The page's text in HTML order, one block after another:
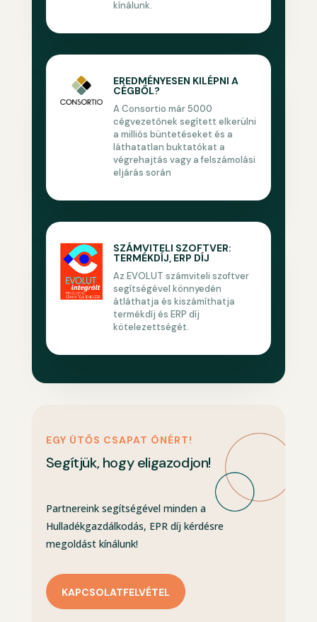
kínálunk.
EREDMÉNYESEN KILÉPNI A
CÉGBŐL?
A Consortio már 5000
cégvezetőnek segített elkerülni
a milliós büntetéseket és a
láthatatlan buktatókat a
végrehajtás vagy a felszámolási
eljárás során
SZÁMVITELI SZOFTVER:
TERMÉKDÍJ, ERP DÍJ
Az EVOLUT számviteli szoftver
segítségével könnyedén
átláthatja és kiszámíthatja
termékdíj és ERP díj
kötelezettségét.
EGY ÜTŐS CSAPAT ÖNÉRT!
Segítjük, hogy eligazodjon!
Partnereink segítségével minden a
Hulladékgazdálkodás, EPR díj kérdésre
megoldást kínálunk!
KAPCSOLATFELVÉTEL